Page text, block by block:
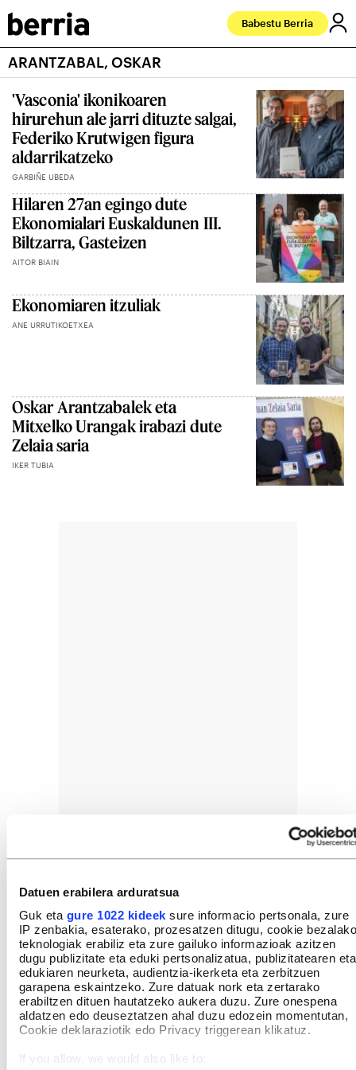
Datuen erabilera arduratsua
Guk eta gure 1022 kideek sure informacio pertsonala, zure
IP zenbakia, esaterako, prozesatzen ditugu, cookie bezalako
teknologiak erabiliz eta zure gailuko informazioak azitzen
dugu publizitate eta eduki pertsonalizatua, publizitatearen eta
edukiaren neurketa, audientzia-ikerketa eta zerbitzuen
garapena eskaintzeko. Zure datuak nork eta zertarako
erabiltzen dituen hautatzeko aukera duzu. Zure onespena
aldatzen edo deuseztatzen ahal duzu edozein momentutan,
Cookie deklaraziotik edo Privacy triggerean klikatuz.
If you allow, we would also like to:
Babestu Berria
ARANTZABAL, OSKAR
'Vasconia' ikonikoaren
hirurehun ale jarri dituzte salgai,
Federiko Krutwigen figura
aldarrikatzeko
GARBIÑE UBEDA
Hilaren 27an egingo dute
Ekonomialari Euskaldunen III.
Biltzarra, Gasteizen
AITOR BIAIN
Ekonomiaren itzuliak
ANE URRUTIKOETXEA
Oskar Arantzabalek eta
Mitxelko Urangak irabazi dute
Zelaia saria
IKER TUBIA